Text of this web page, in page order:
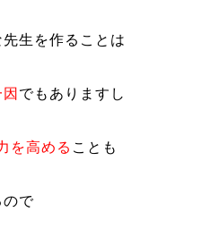
生を作ることは
でもありますし
を高める ことも
ので